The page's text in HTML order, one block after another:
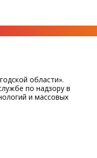
области».
по надзору в
и массовых
решения о
центр